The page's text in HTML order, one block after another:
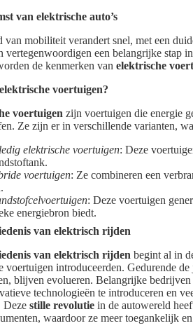
van elektrische auto’s
van mobiliteit verandert snel, met een
vertegenwoordigen een belangrijke stap
de kenmerken van elektrische
voertuigen?
voertuigen zijn voertuigen die energie
Ze zijn er in verschillende varianten,
elektrische voertuigen: Deze
voertuigen: Ze combineren een
: Deze voertuigen
energiebron biedt.
van elektrisch rijden
van elektrisch rijden begint al in
voertuigen introduceerden. Gedurende
blijven evolueren. Belangrijke bedrijven
technologieën te introduceren en
Deze stille revolutie in de autowereld
waardoor ze meer toegankelijk